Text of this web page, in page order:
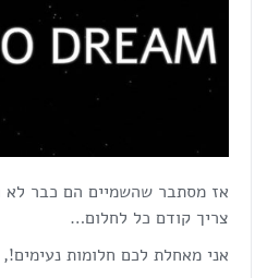
אז מסתבר שהשמיים הם כבר לא
צריך קודם כל לחלום…
אני מאחלת לכם חלומות נעימים!,